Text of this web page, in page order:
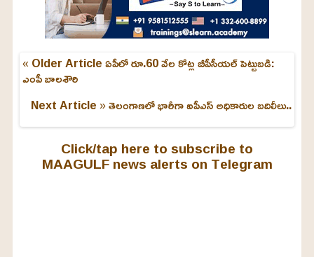
« Older Articleఏపీలో రూ.60 వేల కోట్ల బీపీసీయల్ పెట్టుబడి:
ఎంపీ బాలశౌరి
Next Article »తెలంగాణలో భారీగా ఐపీఎస్ అధికారుల బదిలీలు..
Click/tap here to subscribe to
MAAGULF news alerts on Telegram